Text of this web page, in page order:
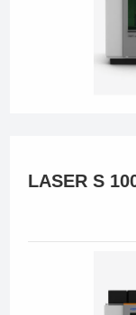
LASER S